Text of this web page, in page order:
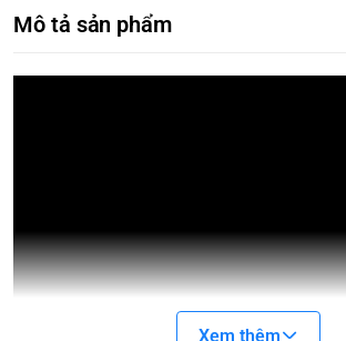
Mô tả sản phẩm
Xem thêm